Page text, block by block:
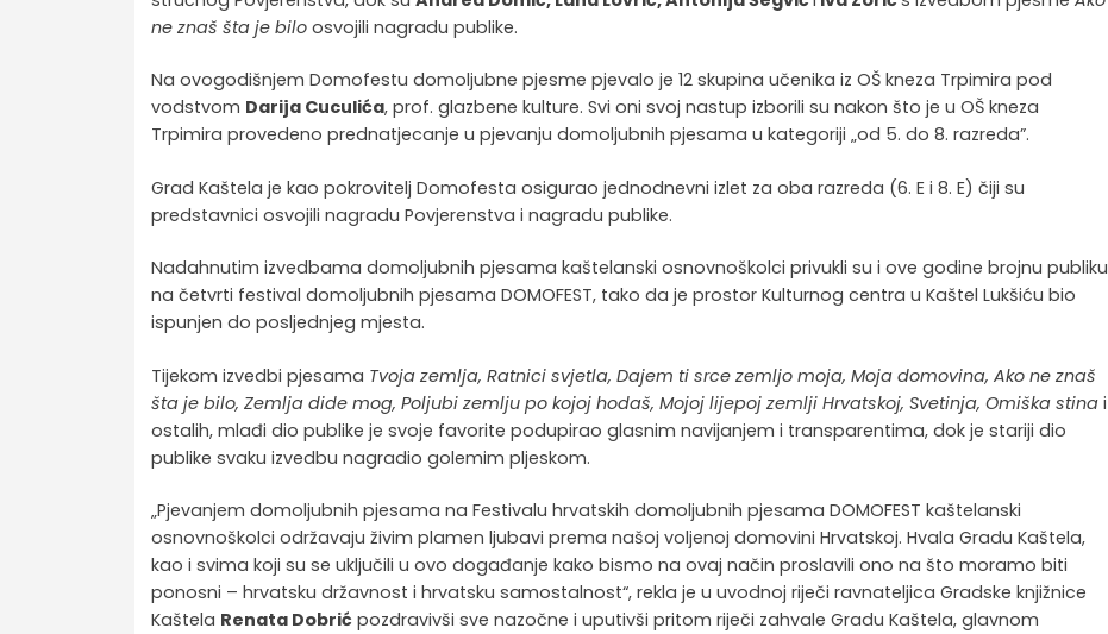
ne znaš šta je bilo osvojili nagradu publike.
Na ovogodišnjem Domofestu domoljubne pjesme pjevalo je 12 skupina učenika iz OŠ kneza Trpimira pod
vodstvom Darija Cuculića, prof. glazbene kulture. Svi oni svoj nastup izborili su nakon što je u OŠ kneza
Trpimira provedeno prednatjecanje u pjevanju domoljubnih pjesama u kategoriji „od 5. do 8. razreda”.
Grad Kaštela je kao pokrovitelj Domofesta osigurao jednodnevni izlet za oba razreda (6. E i 8. E) čiji su
predstavnici osvojili nagradu Povjerenstva i nagradu publike.
Nadahnutim izvedbama domoljubnih pjesama kaštelanski osnovnoškolci privukli su i ove godine brojnu publiku
na četvrti festival domoljubnih pjesama DOMOFEST, tako da je prostor Kulturnog centra u Kaštel Lukšiću bio
ispunjen do posljednjeg mjesta.
Tijekom izvedbi pjesama Tvoja zemlja, Ratnici svjetla, Dajem ti srce zemljo moja, Moja domovina, Ako ne znaš
šta je bilo, Zemlja dide mog, Poljubi zemlju po kojoj hodaš, Mojoj lijepoj zemlji Hrvatskoj, Svetinja, Omiška stina i
ostalih, mlađi dio publike je svoje favorite podupirao glasnim navijanjem i transparentima, dok je stariji dio
publike svaku izvedbu nagradio golemim pljeskom.
„Pjevanjem domoljubnih pjesama na Festivalu hrvatskih domoljubnih pjesama DOMOFEST kaštelanski
osnovnoškolci održavaju živim plamen ljubavi prema našoj voljenoj domovini Hrvatskoj. Hvala Gradu Kaštela,
kao i svima koji su se uključili u ovo događanje kako bismo na ovaj način proslavili ono na što moramo biti
ponosni – hrvatsku državnost i hrvatsku samostalnost“, rekla je u uvodnoj riječi ravnateljica Gradske knjižnice
Kaštela Renata Dobrić pozdravivši sve nazočne i uputivši pritom riječi zahvale Gradu Kaštela, glavnom